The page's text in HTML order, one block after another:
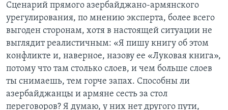
Сценарий прямого азербайджано-армянского
урегулирования, по мнению эксперта, более всего
выгоден сторонам, хотя в настоящей ситуации не
выглядит реалистичным: «Я пишу книгу об этом
конфликте и, наверное, назову ее «Луковая книга»,
потому что там столько слоев, и чем больше слоев
ты снимаешь, тем горче запах. Способны ли
азербайджанцы и армяне сесть за стол
переговоров? Я думаю, у них нет другого пути,